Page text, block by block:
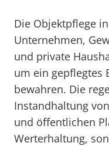
Die Objektpflege
Unternehmen,
und private
um ein gepflegtes
bewahren. Die
Instandhaltung
und öffentlichen
Werterhaltung,